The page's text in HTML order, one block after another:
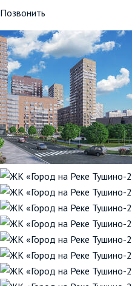
Позвонить